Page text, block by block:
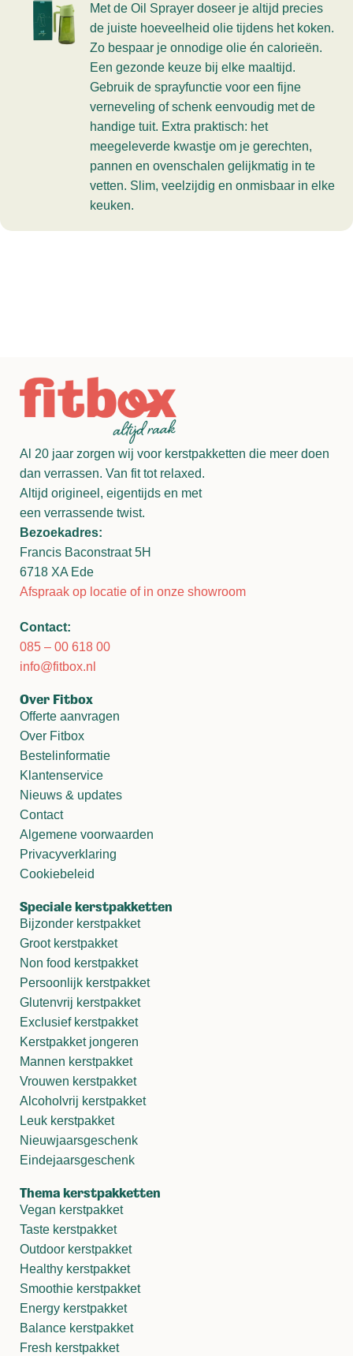
Met de Oil Sprayer doseer je altijd precies
de juiste hoeveelheid olie tijdens het koken.
Zo bespaar je onnodige olie én calorieën.
Een gezonde keuze bij elke maaltijd.
Gebruik de sprayfunctie voor een fijne
verneveling of schenk eenvoudig met de
handige tuit. Extra praktisch: het
meegeleverde kwastje om je gerechten,
pannen en ovenschalen gelijkmatig in te
vetten. Slim, veelzijdig en onmisbaar in elke
keuken.
Al 20 jaar zorgen wij voor kerstpakketten die meer doen
dan verrassen. Van fit tot relaxed.
Altijd origineel, eigentijds en met
een verrassende twist.
Bezoekadres:
Francis Baconstraat 5H
6718 XA Ede
Afspraak op locatie of in onze showroom
Contact:
085 – 00 618 00
info@fitbox.nl
Over Fitbox
Offerte aanvragen
Over Fitbox
Bestelinformatie
Klantenservice
Nieuws & updates
Contact
Algemene voorwaarden
Privacyverklaring
Cookiebeleid
Speciale kerstpakketten
Bijzonder kerstpakket
Groot kerstpakket
Non food kerstpakket
Persoonlijk kerstpakket
Glutenvrij kerstpakket
Exclusief kerstpakket
Kerstpakket jongeren
Mannen kerstpakket
Vrouwen kerstpakket
Alcoholvrij kerstpakket
Leuk kerstpakket
Nieuwjaarsgeschenk
Eindejaarsgeschenk
Thema kerstpakketten
Vegan kerstpakket
Taste kerstpakket
Outdoor kerstpakket
Healthy kerstpakket
Smoothie kerstpakket
Energy kerstpakket
Balance kerstpakket
Fresh kerstpakket